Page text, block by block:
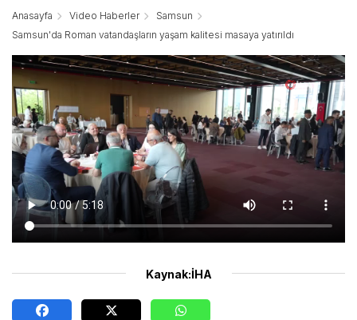
Anasayfa Video Haberler
Samsun
Samsun'da Roman vatandaşların yaşam kalitesi masaya yatırıldı
Kaynak:İHA